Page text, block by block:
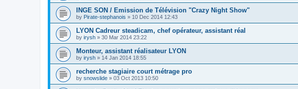
INGE SON / Emission de Télévision "Crazy Night Show"
by Pirate-stephanois » 10 Dec 2014 12:43
LYON Cadreur steadicam, chef opérateur, assistant réal
by irysh » 30 Mar 2014 23:22
Monteur, assistant réalisateur LYON
by irysh » 14 Jan 2014 18:55
recherche stagiaire court métrage pro
by snowslide » 03 Oct 2013 10:50